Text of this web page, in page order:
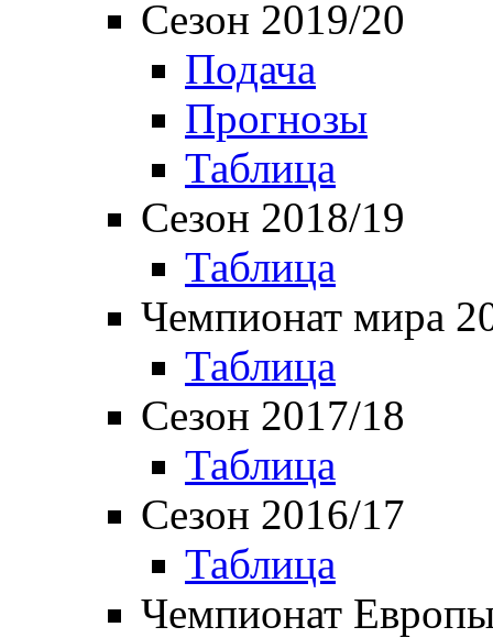
Сезон 2019/20
Подача
Прогнозы
Таблица
Сезон 2018/19
Таблица
Чемпионат мира
Таблица
Сезон 2017/18
Таблица
Сезон 2016/17
Таблица
Чемпионат